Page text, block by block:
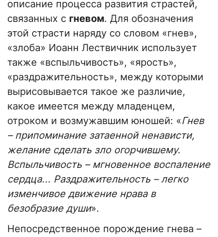
описание процесса развития страстей,
связанных с гневом. Для обозначения
этой страсти наряду со словом «гнев»,
«злоба» Иоанн Лествичник использует
также «вспыльчивость», «ярость»,
«раздражительность», между которыми
вырисовывается такое же различие,
какое имеется между младенцем,
отроком и возмужавшим юношей: «Гнев
– припоминание затаенной ненависти,
желание сделать зло огорчившему.
Вспыльчивость – мгновенное воспаление
сердца... Раздражительность – легко
изменчивое движение нрава в
безобразие души».
Непосредственное порождение гнева –